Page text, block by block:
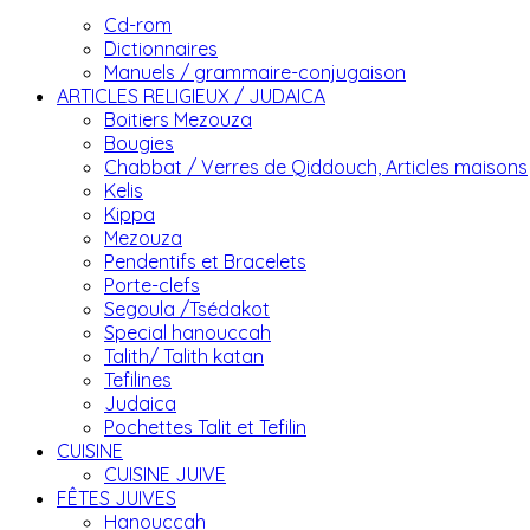
Cd-rom
Dictionnaires
Manuels / grammaire-conjugaison
ARTICLES RELIGIEUX / JUDAICA
Boitiers Mezouza
Bougies
Chabbat / Verres de Qiddouch, Articles maisons
Kelis
Kippa
Mezouza
Pendentifs et Bracelets
Porte-clefs
Segoula /Tsédakot
Special hanouccah
Talith/ Talith katan
Tefilines
Judaica
Pochettes Talit et Tefilin
CUISINE
CUISINE JUIVE
FÊTES JUIVES
Hanouccah